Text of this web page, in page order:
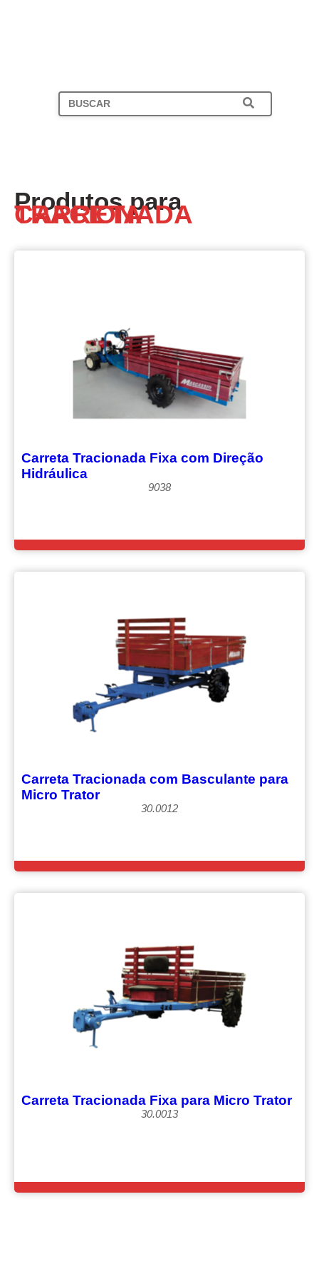
Produtos para
CARRETA TRACIONADA
Carreta Tracionada Fixa com Direção
Hidráulica
9038
Carreta Tracionada com Basculante para
Micro Trator
30.0012
Carreta Tracionada Fixa para Micro Trator
30.0013